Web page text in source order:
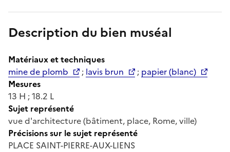
Description du bien muséal
Matériaux et techniques
mine de plomb
; lavis brun ; papier (blanc)
Mesures
13 H ; 18.2 L
Sujet représenté
vue d'architecture (bâtiment, place, Rome, ville)
Précisions sur le sujet représenté
PLACE SAINT-PIERRE-AUX-LIENS